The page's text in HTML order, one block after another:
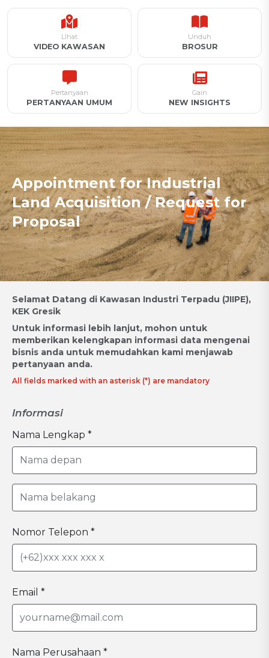
LIhat
VIDEO KAWASAN
Unduh
BROSUR
Pertanyaan
PERTANYAAN UMUM
Gain
NEW INSIGHTS
Appointment for Industrial
Land Acquisition / Request for
Proposal
Selamat Datang di Kawasan Industri Terpadu (JIIPE),
KEK Gresik
Untuk informasi lebih lanjut, mohon untuk
memberikan kelengkapan informasi data mengenai
bisnis anda untuk memudahkan kami menjawab
pertanyaan anda.
All fields marked with an asterisk (*) are mandatory
Informasi
Nama Lengkap *
Nomor Telepon *
Email *
Nama Perusahaan *